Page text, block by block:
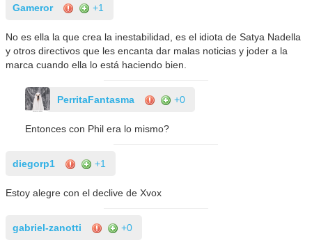
Gameror +1
No es ella la que crea la inestabilidad, es el idiota de Satya Nadella
y otros directivos que les encanta dar malas noticias y joder a la
marca cuando ella lo está haciendo bien.
PerritaFantasma +0
Entonces con Phil era lo mismo?
diegorp1 +1
Estoy alegre con el declive de Xvox
gabriel-zanotti +0